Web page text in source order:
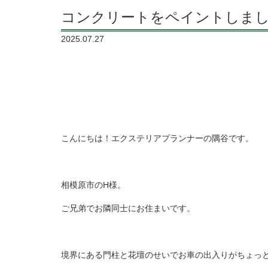
コンクリートをペイントしま
2025.07.27
こんにちは！エクステリアプランナーの隅谷です。
相模原市のH様。
ご兄弟でお隣同士にお住まいです。
境界にある門柱と花壇のせいでお車の出入りがちょっ